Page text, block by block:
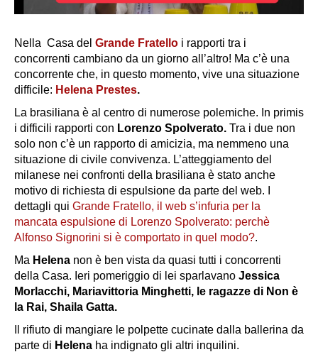
Nella Casa del Grande Fratello i rapporti tra i
concorrenti cambiano da un giorno all’altro! Ma c’è una
concorrente che, in questo momento, vive una situazione
difficile: Helena Prestes.
La brasiliana è al centro di numerose polemiche. In primis
i difficili rapporti con Lorenzo Spolverato. Tra i due non
solo non c’è un rapporto di amicizia, ma nemmeno una
situazione di civile convivenza. L’atteggiamento del
milanese nei confronti della brasiliana è stato anche
motivo di richiesta di espulsione da parte del web. I
dettagli qui Grande Fratello, il web s’infuria per la
mancata espulsione di Lorenzo Spolverato: perchè
Alfonso Signorini si è comportato in quel modo?.
Ma Helena non è ben vista da quasi tutti i concorrenti
della Casa. Ieri pomeriggio di lei sparlavano Jessica
Morlacchi, Mariavittoria Minghetti, le ragazze di Non è
la Rai, Shaila Gatta.
Il rifiuto di mangiare le polpette cucinate dalla ballerina da
parte di Helena ha indignato gli altri inquilini.